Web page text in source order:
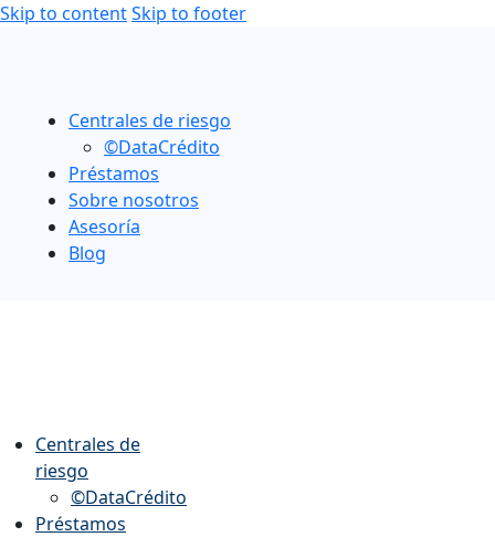
Skip to contentSkip to footer
Centrales de riesgo
©DataCrédito
Préstamos
Sobre nosotros
Asesoría
Blog
Centrales de
riesgo
©DataCrédito
Préstamos